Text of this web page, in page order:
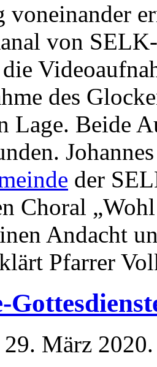
voneinander
von
des
Lage. Beide
der
Choral
Andacht
Pfarrer
29. März 2020.